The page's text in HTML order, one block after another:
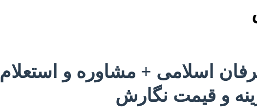
عرفان اسلامی + مشاوره و استعلام
و قیمت نگارش